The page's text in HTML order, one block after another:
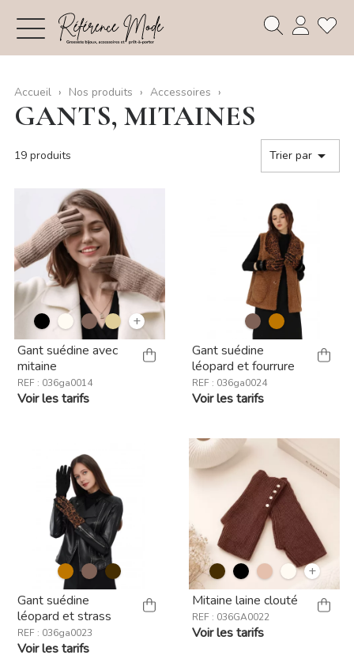
Accueil Nos produits Accessoires
GANTS, MITAINES
19 produits Trier par 
+
Gant suédine avec
mitaine
REF : 036ga0014
Voir les tarifs
Gant suédine
léopard et fourrure
REF : 036ga0024
Voir les tarifs
Gant suédine
léopard et strass
REF : 036ga0023
Voir les tarifs
+
Mitaine laine clouté
REF : 036GA0022
Voir les tarifs